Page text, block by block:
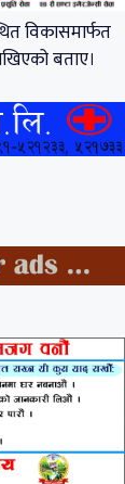
विकासमार्फत
बताए।